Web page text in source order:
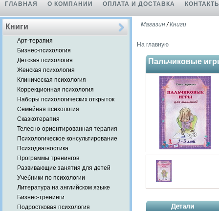
ГЛАВНАЯ О КОМПАНИИ ОПЛАТА И ДОСТАВКА
Книги
Арт-терапия
Бизнес-психология
Детская психология
Женская психология
Клиническая психология
Коррекционная психология
Наборы психологических открыток
Семейная психология
Сказкотерапия
Телесно-ориентированная терапия
Психологическое консультирование
Психодиагностика
Программы тренингов
Развивающие занятия для детей
Учебники по психологии
Литература на английском языке
Бизнес-тренинги
Подростковая психология
Магазин/Книги
На главную
Пальчиковые